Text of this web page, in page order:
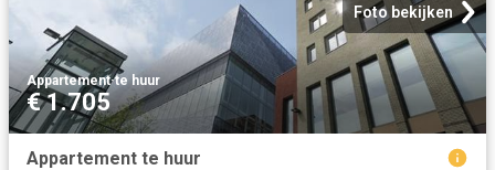
Foto bekijken
Appartement·te huur
€ 1.705
Appartement te huur